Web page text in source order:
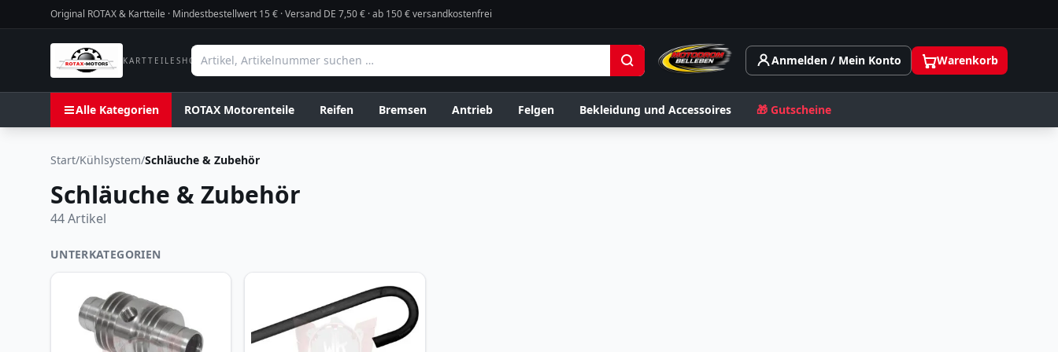
Original ROTAX & Kartteile · Mindestbestellwert 15 € · Versand DE 7,50 € · ab 150 € versandkostenfrei
KARTTEILESHOP Anmelden / Mein Konto Warenkorb
Alle Kategorien ROTAX Motorenteile Reifen Bremsen Antrieb Felgen Bekleidung und Accessoires 🎁 Gutscheine
Start/Kühlsystem/Schläuche & Zubehör
Schläuche & Zubehör
44Artikel
UNTERKATEGORIEN